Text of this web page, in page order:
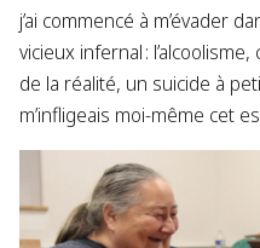
j’ai commencé à m’évader
vicieux infernal :
de la réalité, un suicide à
m’infligeais moi-même cet